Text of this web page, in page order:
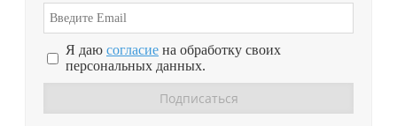
Я даю согласие на обработку своих
персональных данных.